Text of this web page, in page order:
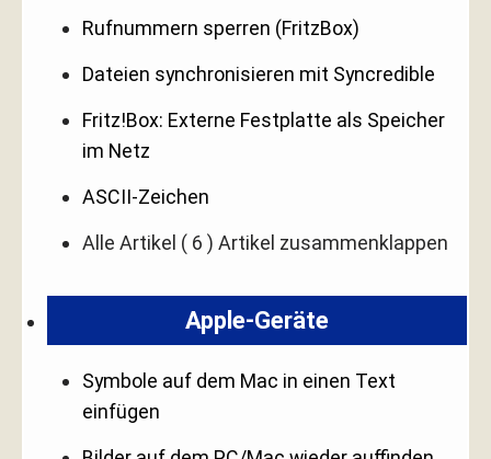
Rufnummern sperren (FritzBox)
Dateien synchronisieren mit Syncredible
Fritz!Box: Externe Festplatte als Speicher
im Netz
ASCII-Zeichen
Alle Artikel ( 6 ) Artikel zusammenklappen
Apple-Geräte
Symbole auf dem Mac in einen Text
einfügen